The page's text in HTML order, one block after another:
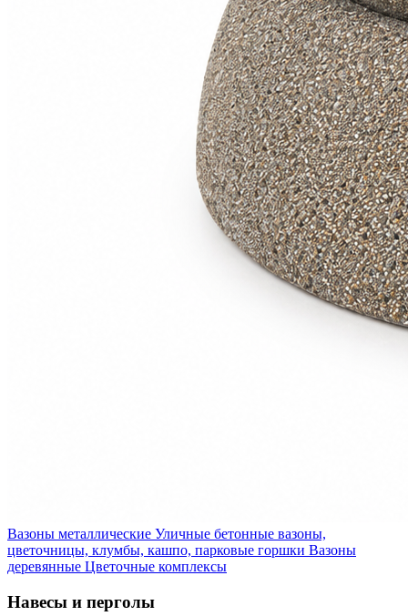
Вазоны металлические Уличные бетонные вазоны,
цветочницы, клумбы, кашпо, парковые горшки Вазоны
деревянные Цветочные комплексы
Навесы и перголы